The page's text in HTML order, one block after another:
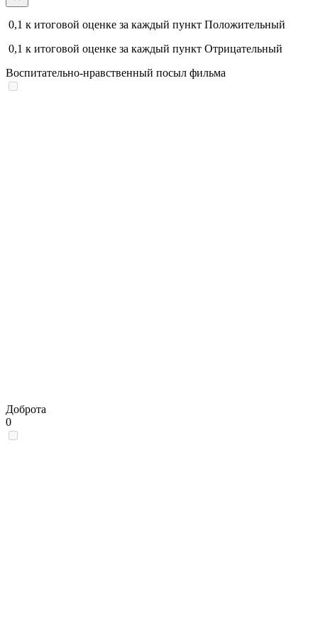
0,1 к итоговой оценке за каждый пункт Положительный
0,1 к итоговой оценке за каждый пункт Отрицательный
Воспитательно-нравственный посыл фильма
Доброта
0